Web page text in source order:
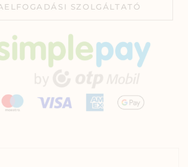
SZOLGÁLTATÓ